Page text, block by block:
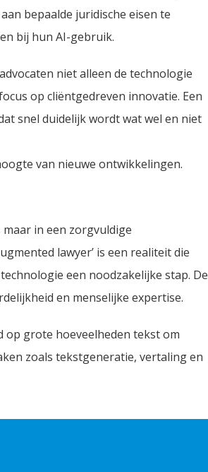
bepaalde juridische eisen te
bij hun AI-gebruik.
niet alleen de technologie
op cliëntgedreven innovatie. Een
snel duidelijk wordt wat wel en niet
van nieuwe ontwikkelingen.
in een zorgvuldige
lawyer’ is een realiteit die
een noodzakelijke stap. De
en menselijke expertise.
op grote hoeveelheden tekst om
zoals tekstgeneratie, vertaling en